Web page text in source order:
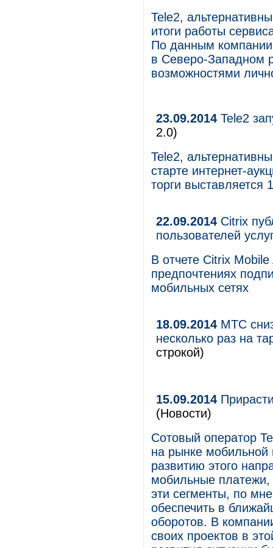
Tele2,
итоги работы
По данным
в Северо-Западном
возможностями
23.09.2014 Tele2
2.0)
Tele2,
старте интернет-
торги выставляется
22.09.2014 Citrix
пользователей
В отчете Citrix
предпочтениях
мобильных сетях
18.09.2014 МТС
несколько раз на
строкой)
15.09.2014
(Новости)
Сотовый оператор
на рынке мобильной
развитию этого
мобильные
эти сегменты, по
обеспечить в
оборотов. В
своих проектов в